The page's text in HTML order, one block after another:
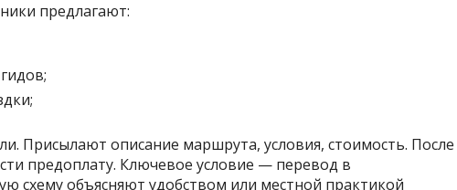
предлагают:
Присылают описание маршрута, условия, стоимость. После
предоплату. Ключевое условие — перевод в
схему объясняют удобством или местной практикой